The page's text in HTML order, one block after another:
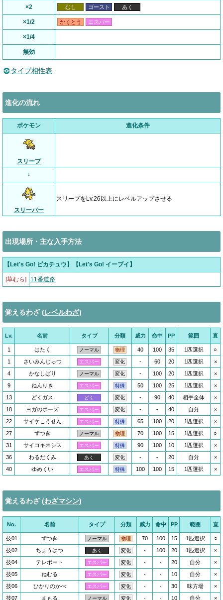
×2 むし ゴースト あく
×1/2 かくとう エスパー
×1/4
無効
タイプ相性表
進化の流れ
ポケモン 進化条件
スリープ
↓
スリーパー
スリープをLv.26以上にレベルアップさせる
出現場所・主な入手方法
【Let's Go! ピカチュウ】【Let's Go! イーブイ】
[草むら] 11番道路
覚えるわざ (レベルわざ)
Lv. 名前 タイプ 分類 威力 命中 PP 範囲 直
1 はたく ノーマル 物理 40 100 35 1匹選択
○
1
さいみんじゅつ エスパー 変化 - 60 20 1匹選択
×
4
かなしばり ノーマル 変化 - 100 20 1匹選択
×
9
ねんりき エスパー 特殊 50 100 25 1匹選択
×
13
どくガス どく 変化 - 90 40 相手全体
×
18
ヨガのポーズ エスパー 変化 - - 40 自分
×
22
サイケこうせん エスパー 特殊 65 100 20 1匹選択
×
27
ずつき ノーマル 物理 70 100 15 1匹選択
○
31
サイコキネシス エスパー 特殊 90 100 10 1匹選択
×
36
わるだくみ あく 変化 - - 20 自分
×
40
ゆめくい エスパー 特殊 100 100 15 1匹選択 ×
覚えるわざ (わざマシン)
No. 名前 タイプ 分類 威力 命中 PP 範囲 直
技01 ずつき ノーマル 物理 70 100 15 1匹選択
○
技02
ちょうはつ あく 変化 - 100 20 1匹選択
×
技04
テレポート エスパー 変化 - - 20 自分
×
技05
ねむる エスパー 変化 - - 10 自分
×
技06
ひかりのかべ エスパー 変化 - - 30 味方場
×
技07
まもる ノーマル 変化 - - 10 自分 ×